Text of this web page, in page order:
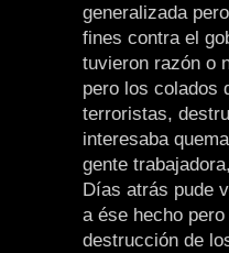
generalizada
fines contra el
tuvieron razón o
pero los colados
terroristas,
interesaba
gente
Días atrás pude
a ése hecho
destrucción de